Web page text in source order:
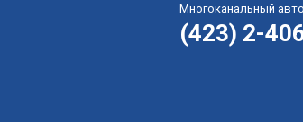
Многоканальный
(423) 2-